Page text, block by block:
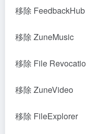
移除 FeedbackHub
移除 ZuneMusic
移除 File
移除 ZuneVideo
移除 FileExplorer